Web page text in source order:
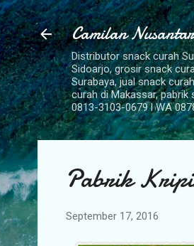
Camilan
Distributor snack curah
Sidoarjo, grosir snack
Surabaya, jual snack
curah di Makassar, pabrik
0813-3103-0679 l WA
Pabrik
September 17, 2016